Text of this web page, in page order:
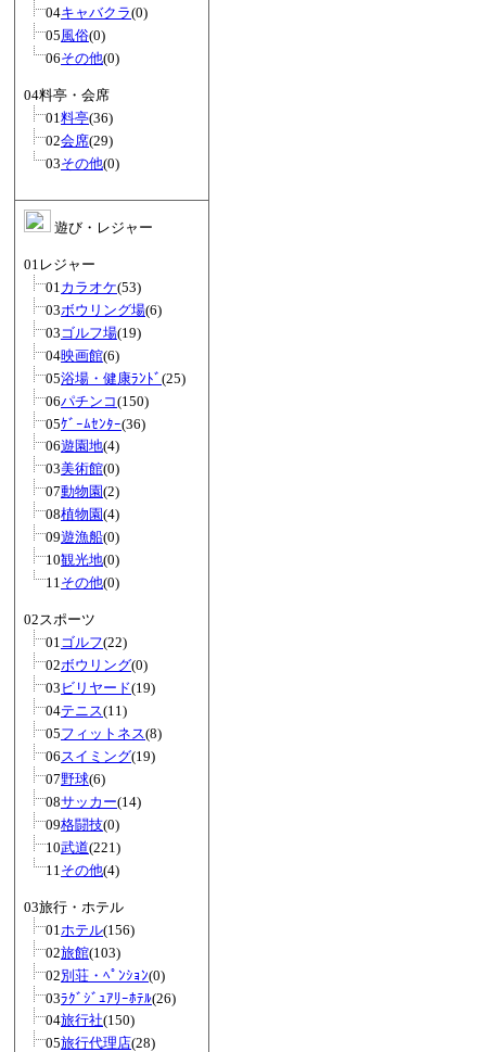
04キャバクラ(0)
05風俗(0)
06その他(0)
04料亭・会席
01料亭(36)
02会席(29)
03その他(0)
遊び・レジャー
01レジャー
01カラオケ(53)
03ボウリング場(6)
03ゴルフ場(19)
04映画館(6)
05浴場・健康ﾗﾝﾄﾞ (25)
06パチンコ(150)
05ｹﾞｰﾑｾﾝﾀｰ(36)
06遊園地(4)
03美術館(0)
07動物園(2)
08植物園(4)
09遊漁船(0)
10観光地(0)
11その他(0)
02スポーツ
01ゴルフ(22)
02ボウリング(0)
03 ビリヤード(19)
04テニス(11)
05フィットネス(8)
06スイミング(19)
07野球(6)
08サッカー(14)
09格闘技(0)
10武道(221)
11その他(4)
03旅行・ホテル
01ホテル(156)
02旅館(103)
02別荘・ﾍﾟﾝｼｮﾝ(0)
03ﾗｸﾞｼﾞｭｱﾘｰﾎﾃﾙ(26)
04旅行社(150)
05旅行代理店(28)